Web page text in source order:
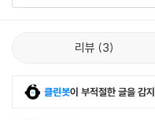
리뷰 3
클린봇이 부적절한 글을 감